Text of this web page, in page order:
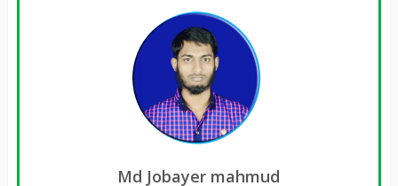
Md Jobayer mahmud